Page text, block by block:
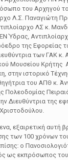
του Αρχηγού
Λ.Σ. Παναγιώτη
ΛΣ κ.
Ύδρας,
της Εφορείας
των ΓΑΚ κ.
Μουσείου Κρήτης
στην ιστορικό
του ΑΠΘ κ.
Πολεοδομίας
Διευθύντρια της
εξαιρετική αυτή
των 100 χρόνων
ο
ως εκπρόσωπος